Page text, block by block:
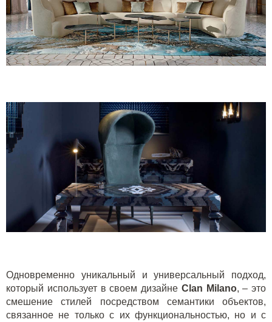
Одновременно уникальный и универсальный подход,
который использует в своем дизайне Clan Milano, ‒ это
смешение стилей посредством семантики объектов,
связанное не только с их функциональностью, но и с